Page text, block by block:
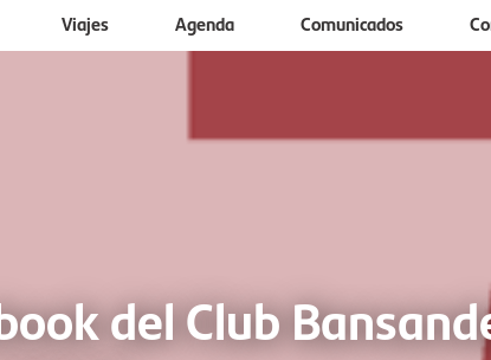
Viajes Agenda Comunicados
del Club